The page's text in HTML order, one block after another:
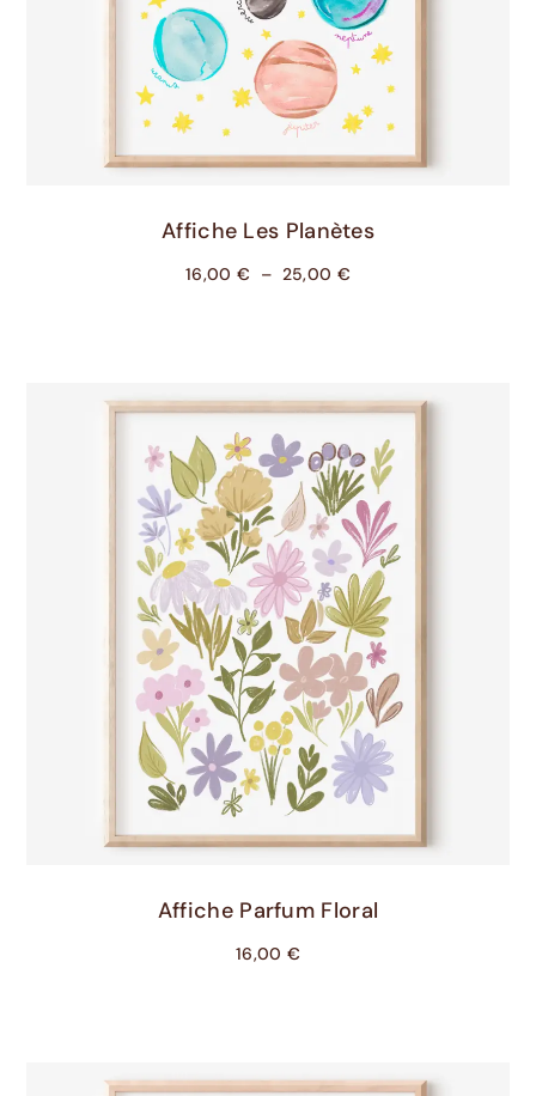
Choix Des Options
Affiche Les Planètes
16,00 € – 25,00 €
Choix Des Options
Affiche Parfum Floral
16,00 €